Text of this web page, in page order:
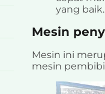
yang baik.
Mesin
Mesin ini
mesin